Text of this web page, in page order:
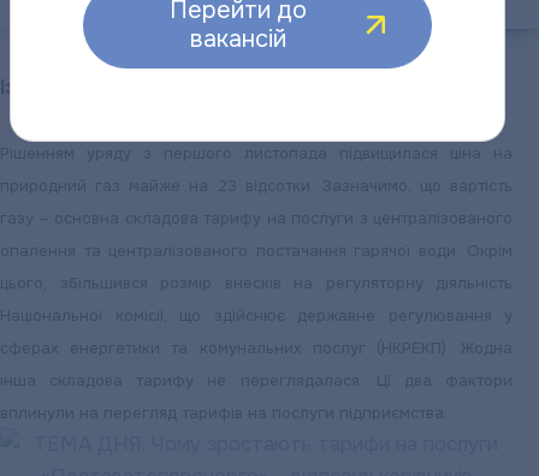
Із чим пов’язаний перегляд тарифів?
Рішенням уряду з першого листопада підвищилася ціна на
природний газ майже на 23 відсотки. Зазначимо, що вартість
газу – основна складова тарифу на послуги з централізованого
опалення та централізованого постачання гарячої води. Окрім
цього, збільшився розмір внесків на регуляторну діяльність
Національної комісії, що здійснює державне регулювання у
сферах енергетики та комунальних послуг (НКРЕКП). Жодна
інша складова тарифу не переглядалася. Ці два фактори
вплинули на перегляд тарифів на послуги підприємства.
Перейти до
вакансій